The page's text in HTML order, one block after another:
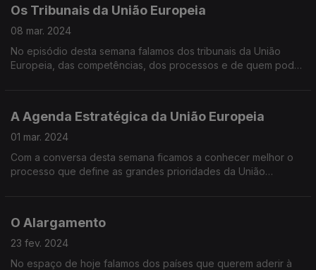
Os Tribunais da União Europeia
08 mar. 2024
No episódio desta semana falamos dos tribunais da União
Europeia, das competências, dos processos e de quem pode
A Agenda Estratégica da União Europeia
01 mar. 2024
Com a conversa desta semana ficamos a conhecer melhor o
processo que define as grandes prioridades da União
O Alargamento
23 fev. 2024
No espaço de hoje falamos dos países que querem aderir à